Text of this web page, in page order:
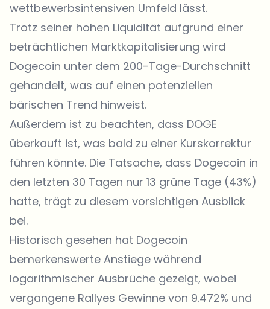
wettbewerbsintensiven Umfeld lässt.
Trotz seiner hohen Liquidität aufgrund einer
beträchtlichen Marktkapitalisierung wird
Dogecoin unter dem 200-Tage-Durchschnitt
gehandelt, was auf einen potenziellen
bärischen Trend hinweist.
Außerdem ist zu beachten, dass DOGE
überkauft ist, was bald zu einer Kurskorrektur
führen könnte. Die Tatsache, dass Dogecoin in
den letzten 30 Tagen nur 13 grüne Tage (43%)
hatte, trägt zu diesem vorsichtigen Ausblick
bei.
Historisch gesehen hat Dogecoin
bemerkenswerte Anstiege während
logarithmischer Ausbrüche gezeigt, wobei
vergangene Rallyes Gewinne von 9.472% und